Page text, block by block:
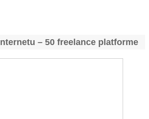
– 50 freelance platforme